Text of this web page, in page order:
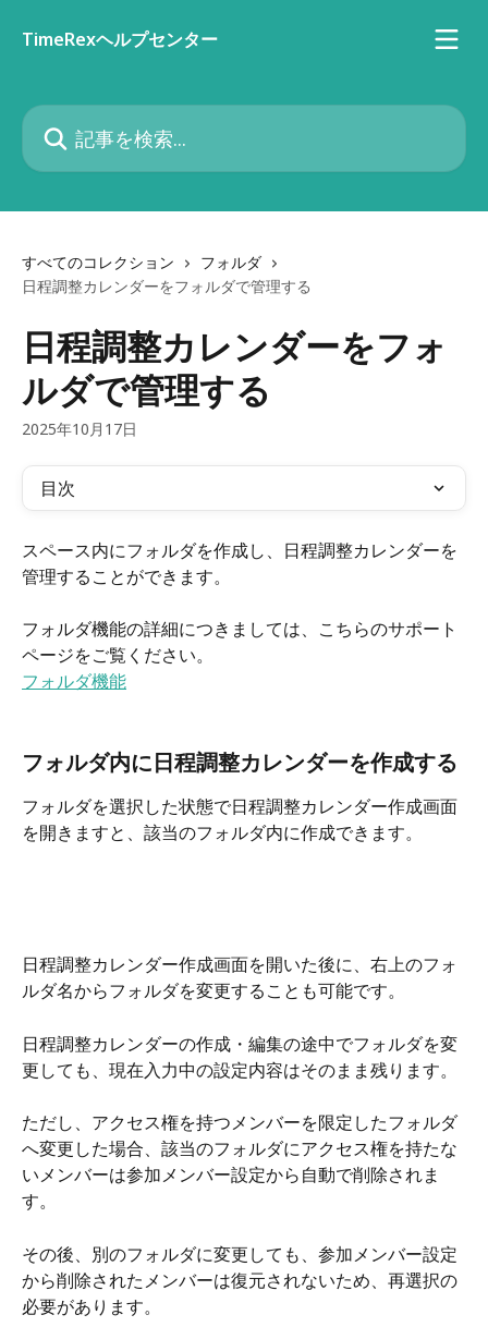
TimeRexヘルプセンター
記事を検索...
すべてのコレクション
フォルダ
日程調整カレンダーをフォルダで管理する
日程調整カレンダーをフォ
ルダで管理する
2025年10月17日
目次
スペース内にフォルダを作成し、日程調整カレンダーを
管理することができます。
フォルダ機能の詳細につきましては、こちらのサポート
ページをご覧ください。
フォルダ機能
フォルダ内に日程調整カレンダーを作成する
フォルダを選択した状態で日程調整カレンダー作成画面
を開きますと、該当のフォルダ内に作成できます。
日程調整カレンダー作成画面を開いた後に、右上のフォ
ルダ名からフォルダを変更することも可能です。
日程調整カレンダーの作成・編集の途中でフォルダを変
更しても、現在入力中の設定内容はそのまま残ります。
ただし、アクセス権を持つメンバーを限定したフォルダ
へ変更した場合、該当のフォルダにアクセス権を持たな
いメンバーは参加メンバー設定から自動で削除されま
す。
その後、別のフォルダに変更しても、参加メンバー設定
から削除されたメンバーは復元されないため、再選択の
必要があります。